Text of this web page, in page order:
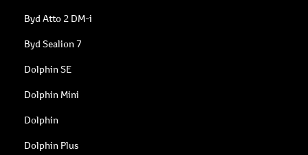
Byd Atto 2 DM-i
Byd Sealion 7
Dolphin SE
Dolphin Mini
Dolphin
Dolphin Plus